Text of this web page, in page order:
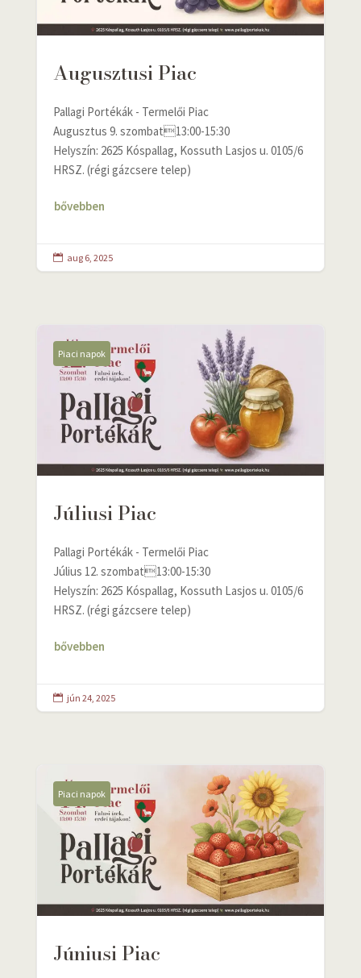
Augusztusi Piac
Pallagi Portékák - Termelői Piac
Augusztus 9. szombat13:00-15:30
Helyszín: 2625 Kóspallag, Kossuth Lasjos u. 0105/6
HRSZ. (régi gázcsere telep)
bővebben
 aug 6, 2025
Piaci napok
Júliusi Piac
Pallagi Portékák - Termelői Piac
Július 12. szombat13:00-15:30
Helyszín: 2625 Kóspallag, Kossuth Lasjos u. 0105/6
HRSZ. (régi gázcsere telep)
bővebben
 jún 24, 2025
Piaci napok
Júniusi Piac